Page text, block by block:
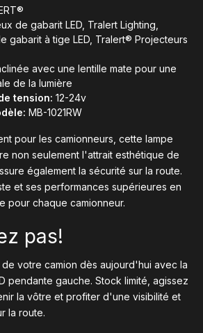
de gabarit LED, Tralert Lighting,
gabarit à tige LED, Tralert® Projecteurs
avec une lentille mate pour une
de la lumière
tension: 12-24v
MB-1021RW
pour les camionneurs, cette lampe
non seulement l'attrait esthétique de
également la sécurité sur la route.
et ses performances supérieures en
pour chaque camionneur.
pas!
votre camion dès aujourd'hui avec la
pendante gauche. Stock limité, agissez
la vôtre et profiter d'une visibilité et
la route.